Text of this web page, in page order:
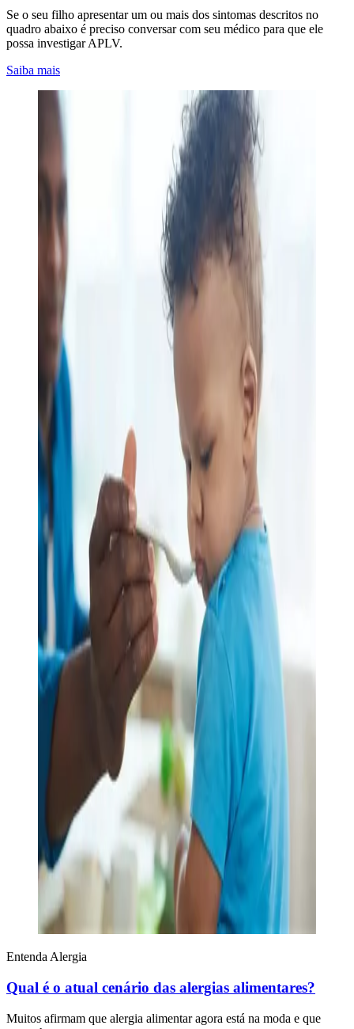
Se o seu filho apresentar um ou mais dos sintomas descritos no
quadro abaixo é preciso conversar com seu médico para que ele
possa investigar APLV.
Saiba mais
Entenda Alergia
Qual é o atual cenário das alergias alimentares?
Muitos afirmam que alergia alimentar agora está na moda e que